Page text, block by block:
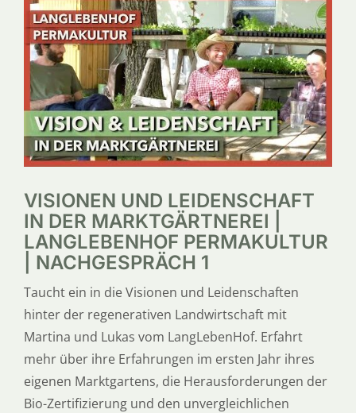
SERVICE
ÜBER UNS
VISIONEN UND LEIDENSCHAFT
IN DER MARKTGÄRTNEREI |
LANGLEBENHOF PERMAKULTUR
| NACHGESPRÄCH 1
Taucht ein in die Visionen und Leidenschaften
hinter der regenerativen Landwirtschaft mit
Martina und Lukas vom LangLebenHof. Erfahrt
mehr über ihre Erfahrungen im ersten Jahr ihres
eigenen Marktgartens, die Herausforderungen der
Bio-Zertifizierung und den unvergleichlichen